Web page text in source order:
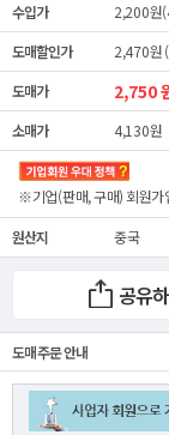
수입가
2,200원
도매할인가
2,470원
도매가
2,750
소매가 4,130원
※기업(판매, 구매) 회원가
원산지 중국
공유
도매 주문 안내